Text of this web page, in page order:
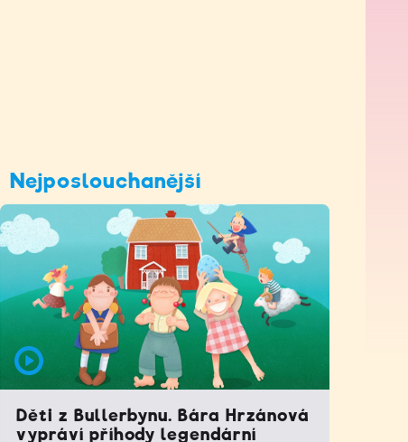
Nejposlouchanější
Děti z Bullerbynu. Bára Hrzánová
vypráví příhody legendární